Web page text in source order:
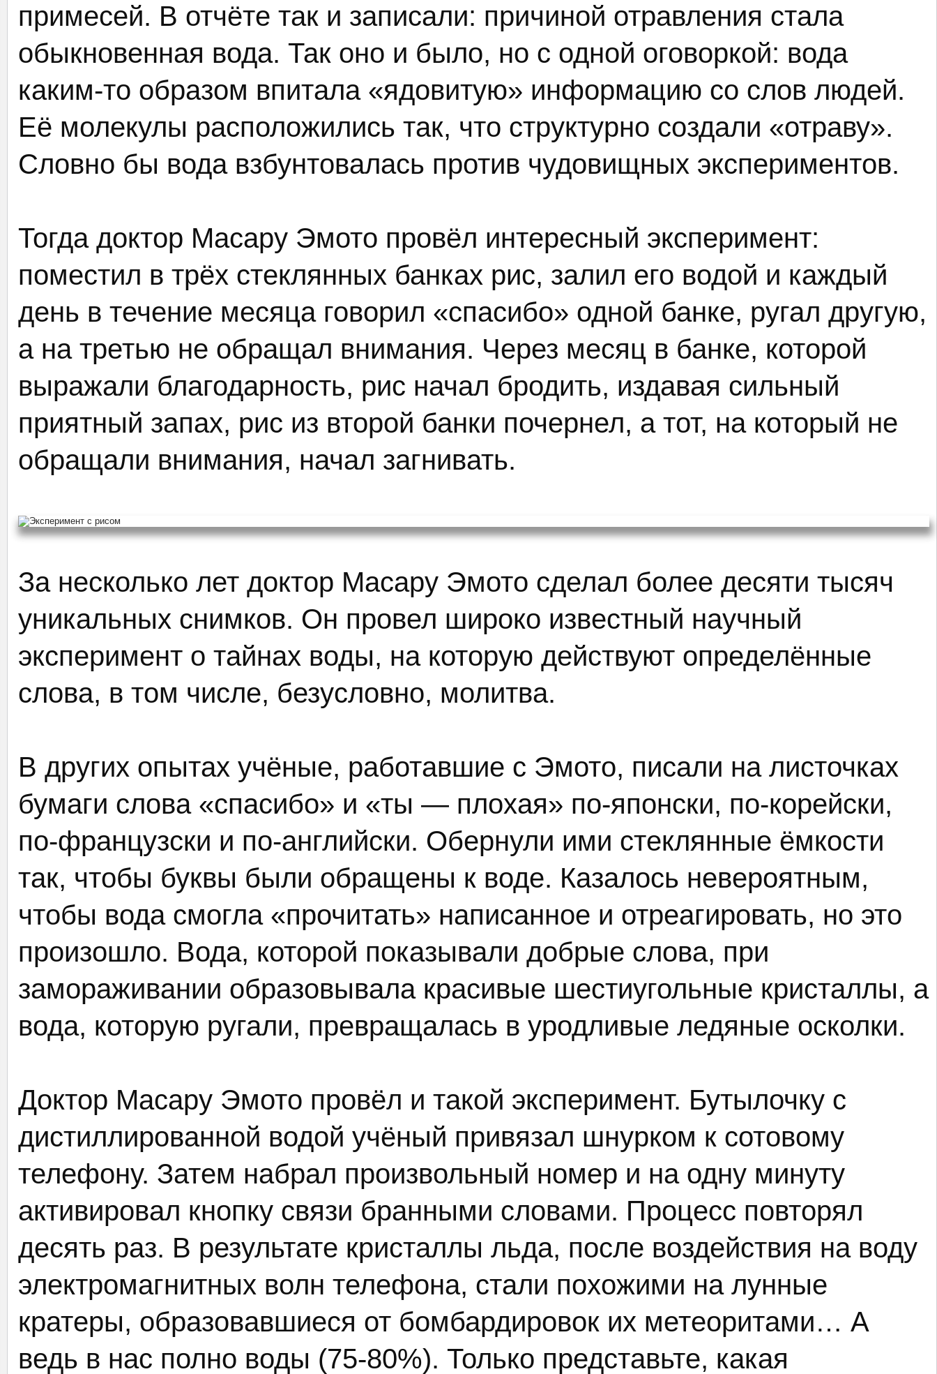
примесей. В отчёте так и записали: причиной отравления стала
обыкновенная вода. Так оно и было, но с одной оговоркой: вода
каким-то образом впитала «ядовитую» информацию со слов людей.
Её молекулы расположились так, что структурно создали «отраву».
Словно бы вода взбунтовалась против чудовищных экспериментов.
Тогда доктор Масару Эмото провёл интересный эксперимент:
поместил в трёх стеклянных банках рис, залил его водой и каждый
день в течение месяца говорил «спасибо» одной банке, ругал другую,
а на третью не обращал внимания. Через месяц в банке, которой
выражали благодарность, рис начал бродить, издавая сильный
приятный запах, рис из второй банки почернел, а тот, на который не
обращали внимания, начал загнивать.
За несколько лет доктор Масару Эмото сделал более десяти тысяч
уникальных снимков. Он провел широко известный научный
эксперимент о тайнах воды, на которую действуют определённые
слова, в том числе, безусловно, молитва.
В других опытах учёные, работавшие с Эмото, писали на листочках
бумаги слова «спасибо» и «ты — плохая» по-японски, по-корейски,
по-французски и по-английски. Обернули ими стеклянные ёмкости
так, чтобы буквы были обращены к воде. Казалось невероятным,
чтобы вода смогла «прочитать» написанное и отреагировать, но это
произошло. Вода, которой показывали добрые слова, при
замораживании образовывала красивые шестиугольные кристаллы, а
вода, которую ругали, превращалась в уродливые ледяные осколки.
Доктор Масару Эмото провёл и такой эксперимент. Бутылочку с
дистиллированной водой учёный привязал шнурком к сотовому
телефону. Затем набрал произвольный номер и на одну минуту
активировал кнопку связи бранными словами. Процесс повторял
десять раз. В результате кристаллы льда, после воздействия на воду
электромагнитных волн телефона, стали похожими на лунные
кратеры, образовавшиеся от бомбардировок их метеоритами… А
ведь в нас полно воды (75-80%). Только представьте, какая